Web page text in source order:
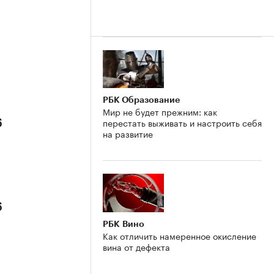
РБК Образование
Мир не будет прежним: как
перестать выживать и настроить себя
на развитие
РБК Вино
Как отличить намеренное окисление
вина от дефекта